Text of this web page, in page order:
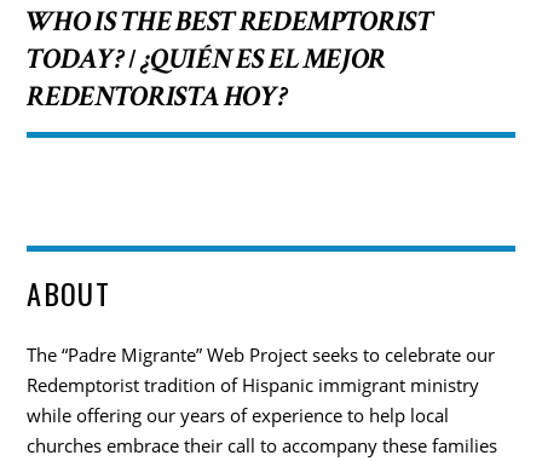
WHO IS THE BEST REDEMPTORIST
TODAY?/¿QUIÉN ES EL MEJOR
REDENTORISTA HOY?
ABOUT
The “Padre Migrante” Web Project seeks to celebrate our
Redemptorist tradition of Hispanic immigrant ministry
while offering our years of experience to help local
churches embrace their call to accompany these families